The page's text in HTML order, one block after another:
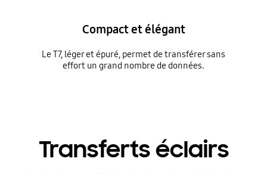
Compact et élégant
Le T7, léger et épuré, permet de transférer sans
effort un grand nombre de données.
Transferts éclairs